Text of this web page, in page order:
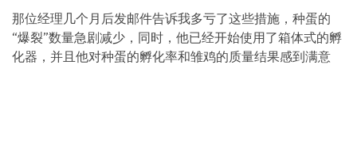
那位经理几个月后发邮件告诉我多亏了这些措施，种蛋的
“爆裂”数量急剧减少，同时，他已经开始使用了箱体式的孵
化器，并且他对种蛋的孵化率和雏鸡的质量结果感到满意